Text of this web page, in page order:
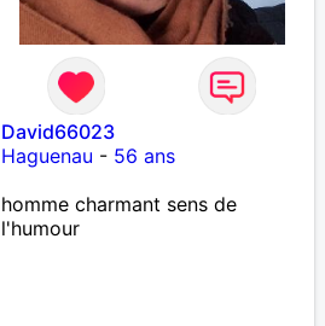
David66023
Haguenau - 56 ans
homme charmant sens de
l'humour